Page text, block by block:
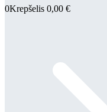
0Krepšelis 0,00 €